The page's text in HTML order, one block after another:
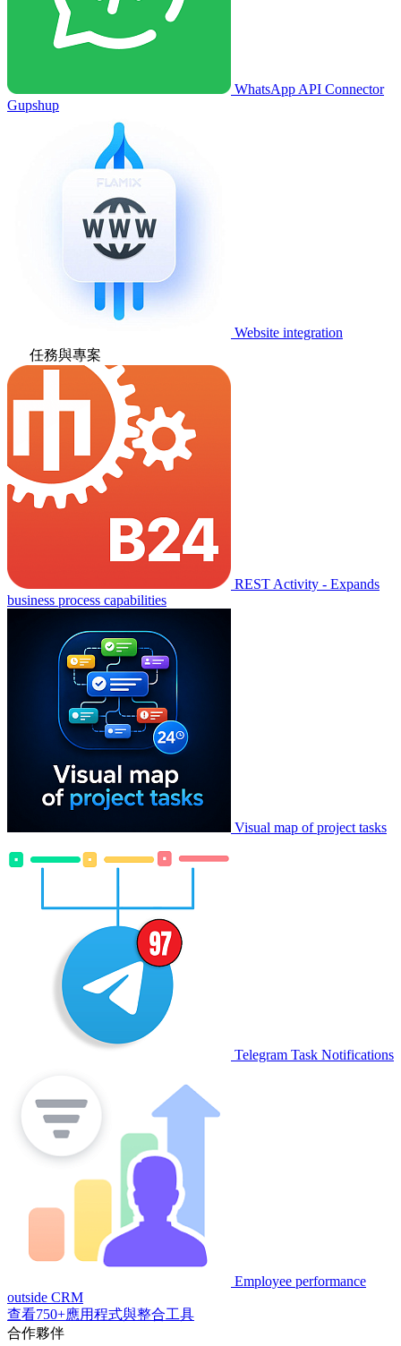
WhatsApp API Connector
Gupshup
Website integration
任務與專案
REST Activity - Expands
business process capabilities
Visual map of project tasks
Telegram Task Notifications
Employee performance
outside CRM
查看750+應用程式與整合工具
合作夥伴